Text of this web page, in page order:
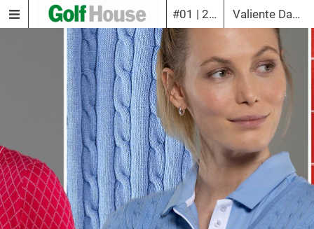
#01 | 2021 Valiente Damen 3